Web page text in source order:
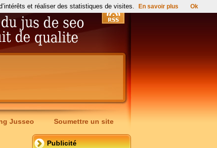
Jusseo Soumettre un site
Publicité
et réaliser des statistiques de visites. En savoir plus Ok